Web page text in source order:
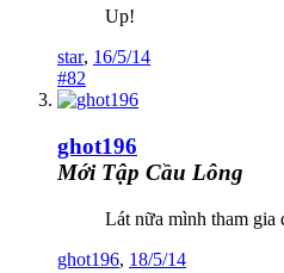
Up!
star, 16/5/14
#82
ghot196
Mới Tập Cầu Lông
Lát nữa mình tham gia
ghot196, 18/5/14